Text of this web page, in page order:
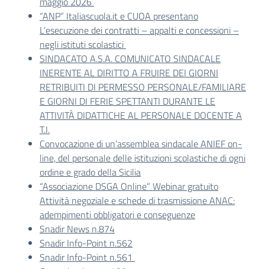
“ANP” Italiascuola.it e CUOA presentano
L’esecuzione dei contratti – appalti e concessioni –
negli istituti scolastici
SINDACATO A.S.A. COMUNICATO SINDACALE
INERENTE AL DIRITTO A FRUIRE DEI GIORNI
RETRIBUITI DI PERMESSO PERSONALE/FAMILIARE
E GIORNI DI FERIE SPETTANTI DURANTE LE
ATTIVITÀ DIDATTICHE AL PERSONALE DOCENTE A
T.I.
Convocazione di un’assemblea sindacale ANIEF on-
line, del personale delle istituzioni scolastiche di ogni
ordine e grado della Sicilia
“Associazione DSGA Online” Webinar gratuito
Attività negoziale e schede di trasmissione ANAC:
adempimenti obbligatori e conseguenze
Snadir News n.874
Snadir Info-Point n.562
Snadir Info-Point n.561